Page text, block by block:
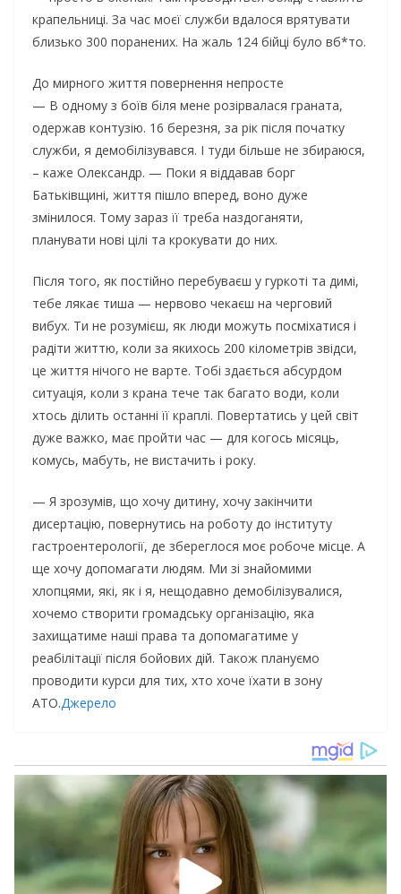
крапельниці. За час моєї служби вдалося врятувати
близько 300 поранених. На жаль 124 бійці було вб*то.
До мирного життя повернення непросте
— В одному з боїв біля мене розірвалася граната,
одержав контузію. 16 березня, за рік після початку
служби, я демобілізувався. І туди більше не збираюся,
– каже Олександр. — Поки я віддавав борг
Батьківщині, життя пішло вперед, воно дуже
змінилося. Тому зараз її треба наздоганяти,
планувати нові цілі та крокувати до них.
Після того, як постійно перебуваєш у гуркоті та димі,
тебе лякає тиша — нервово чекаєш на черговий
вибух. Ти не розумієш, як люди можуть посміхатися і
радіти життю, коли за якихось 200 кілометрів звідси,
це життя нічого не варте. Тобі здається абсурдом
ситуація, коли з крана тече так багато води, коли
хтось ділить останні її краплі. Повертатись у цей світ
дуже важко, має пройти час — для когось місяць,
комусь, мабуть, не вистачить і року.
— Я зрозумів, що хочу дитину, хочу закінчити
дисертацію, повернутись на роботу до інституту
гастроентерології, де збереглося моє робоче місце. А
ще хочу допомагати людям. Ми зі знайомими
хлопцями, які, як і я, нещодавно демобілізувалися,
хочемо створити громадську організацію, яка
захищатиме наші права та допомагатиме у
реабілітації після бойових дій. Також плануємо
проводити курси для тих, хто хоче їхати в зону
АТО.Джерело